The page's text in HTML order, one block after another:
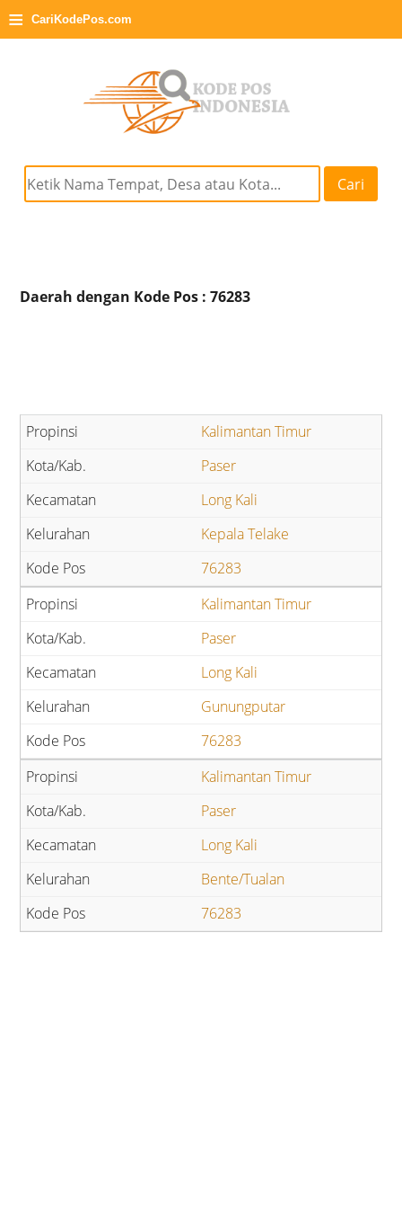
≡ CariKodePos.com
Cari
Daerah dengan Kode Pos : 76283
Kalimantan Timur
Paser
Long Kali
Kepala Telake
76283
Kalimantan Timur
Paser
Long Kali
Gunungputar
76283
Kalimantan Timur
Paser
Long Kali
Bente/Tualan
76283